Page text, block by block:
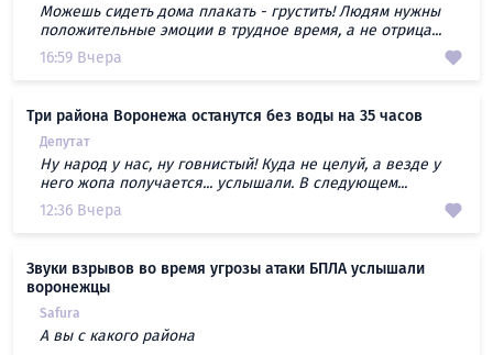
Можешь сидеть дома плакать - грустить! Людям нужны
положительные эмоции в трудное время, а не отрица...
16:59 Вчера
Три района Воронежа останутся без воды на 35 часов
Депутат
Ну народ у нас, ну говнистый! Куда не целуй, а везде у
него жопа получается... услышали. В следующем...
12:36 Вчера
Звуки взрывов во время угрозы атаки БПЛА услышали
воронежцы
Safura
А вы с какого района